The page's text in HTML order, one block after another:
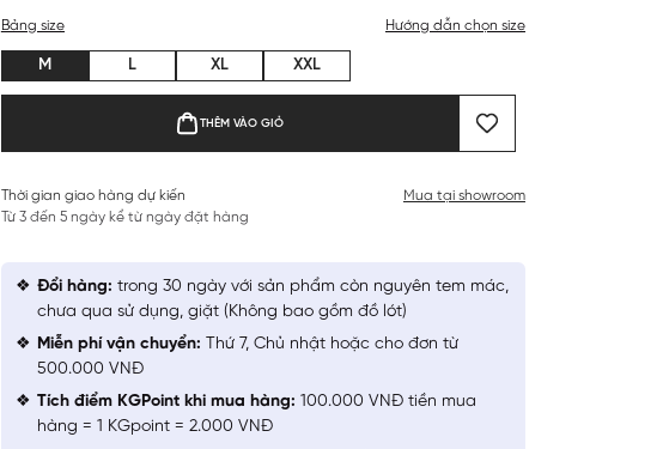
Bảng size Hướng dẫn chọn size
M L XL XXL
THÊM VÀO GIỎ
Thời gian giao hàng dự kiến
Từ 3 đến 5 ngày kể từ ngày đặt hàng
Mua tại showroom
Đổi hàng: trong 30 ngày với sản phẩm còn nguyên tem mác,
chưa qua sử dụng, giặt (Không bao gồm đồ lót)
Miễn phí vận chuyển: Thứ 7, Chủ nhật hoặc cho đơn từ
500.000 VNĐ
Tích điểm KGPoint khi mua hàng: 100.000 VNĐ tiền mua
hàng = 1 KGpoint = 2.000 VNĐ